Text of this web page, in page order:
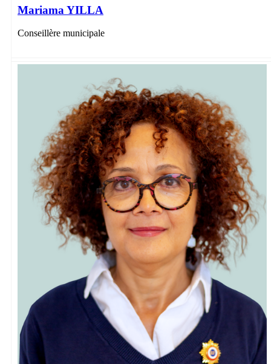
Mariama YILLA
Conseillère municipale